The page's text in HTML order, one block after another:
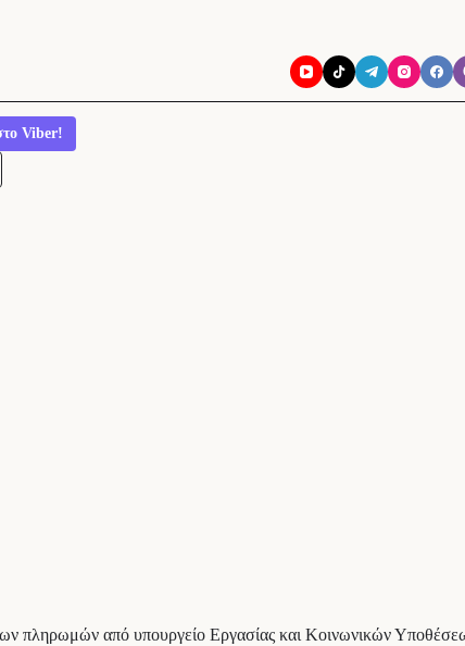
Viber!
πληρωμών από υπουργείο Εργασίας και Κοινωνικών